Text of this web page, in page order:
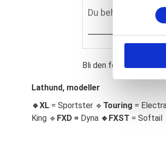
S
e
e
c
Bli den första att
Lathund, modeller
🔹XL = Sportster 🔹 Touring =
King 🔹 FXD = Dyna 🔹 FXST = Softail